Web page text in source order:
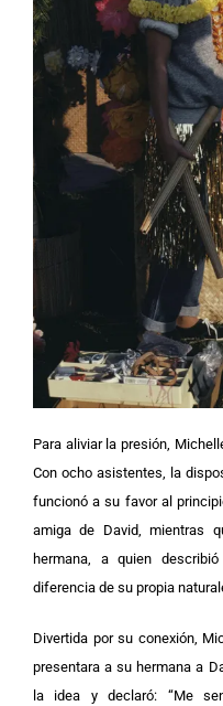
Para aliviar la presión,
Con ocho asistentes, la
funcionó a su favor al
amiga de David, mientras
hermana, a quien
diferencia de su propia
Divertida por su conexión,
presentara a su hermana a
la idea y declaró: “Me